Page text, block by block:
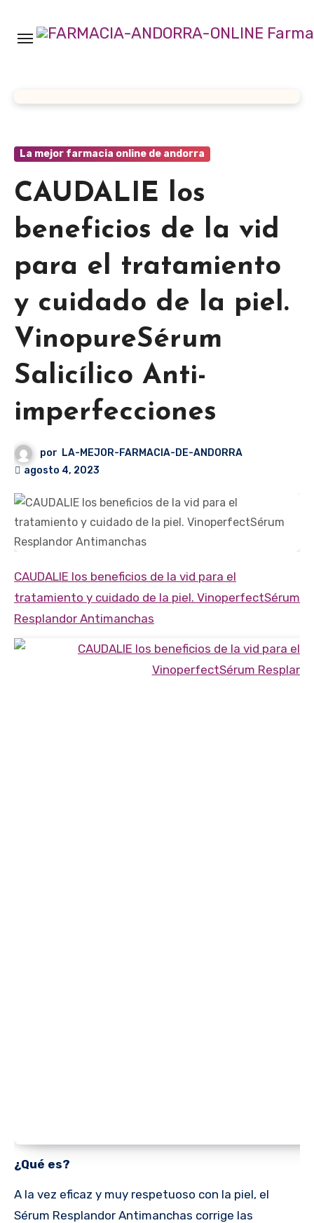
contenido
La mejor farmacia online de andorra
CAUDALIE los
beneficios de la vid
para el tratamiento
y cuidado de la piel.
VinopureSérum
Salicílico Anti-
imperfecciones
por LA-MEJOR-FARMACIA-DE-ANDORRA
agosto 4, 2023
CAUDALIE los beneficios de la vid para el
tratamiento y cuidado de la piel. VinoperfectSérum
Resplandor Antimanchas
¿Qué es?
A la vez eficaz y muy respetuoso con la piel, el
Sérum Resplandor Antimanchas corrige las